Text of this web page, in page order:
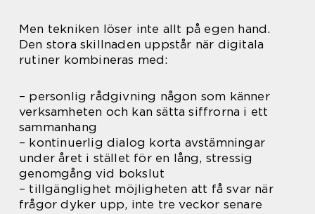
Men tekniken löser inte allt på egen hand.
Den stora skillnaden uppstår när digitala
rutiner kombineras med:
– personlig rådgivning någon som känner
verksamheten och kan sätta siffrorna i ett
sammanhang
– kontinuerlig dialog korta avstämningar
under året i stället för en lång, stressig
genomgång vid bokslut
– tillgänglighet möjligheten att få svar när
frågor dyker upp, inte tre veckor senare